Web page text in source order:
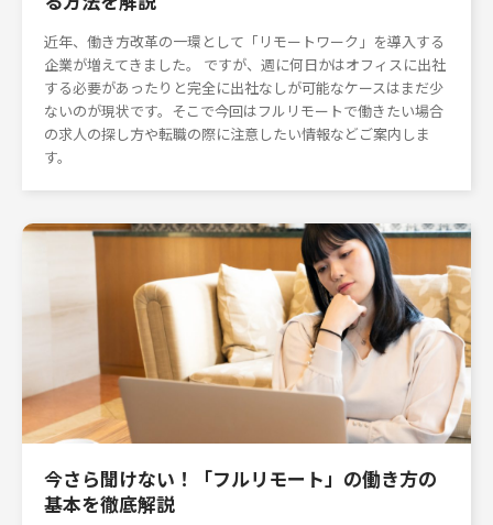
近年、働き方改革の一環として「リモートワーク」を導入する
企業が増えてきました。 ですが、週に何日かはオフィスに出社
する必要があったりと完全に出社なしが可能なケースはまだ少
ないのが現状です。そこで今回はフルリモートで働きたい場合
の求人の探し方や転職の際に注意したい情報などご案内しま
す。
今さら聞けない！「フルリモート」の働き方の
基本を徹底解説